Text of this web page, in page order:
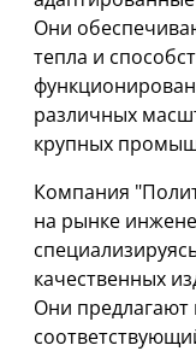
Они
тепла и
различных
крупных
Компания
на рынке
качественных
Они предлагают